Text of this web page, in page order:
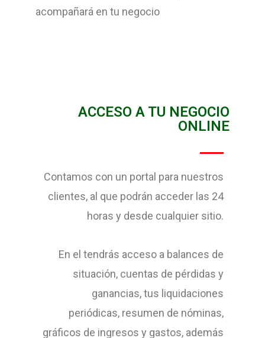
acompañará en tu negocio
ACCESO A TU NEGOCIO
ONLINE
Contamos con un portal para nuestros
clientes, al que podrán acceder las 24
horas y desde cualquier sitio.
En el tendrás acceso a balances de
situación, cuentas de pérdidas y
ganancias, tus liquidaciones
periódicas, resumen de nóminas,
gráficos de ingresos y gastos, además